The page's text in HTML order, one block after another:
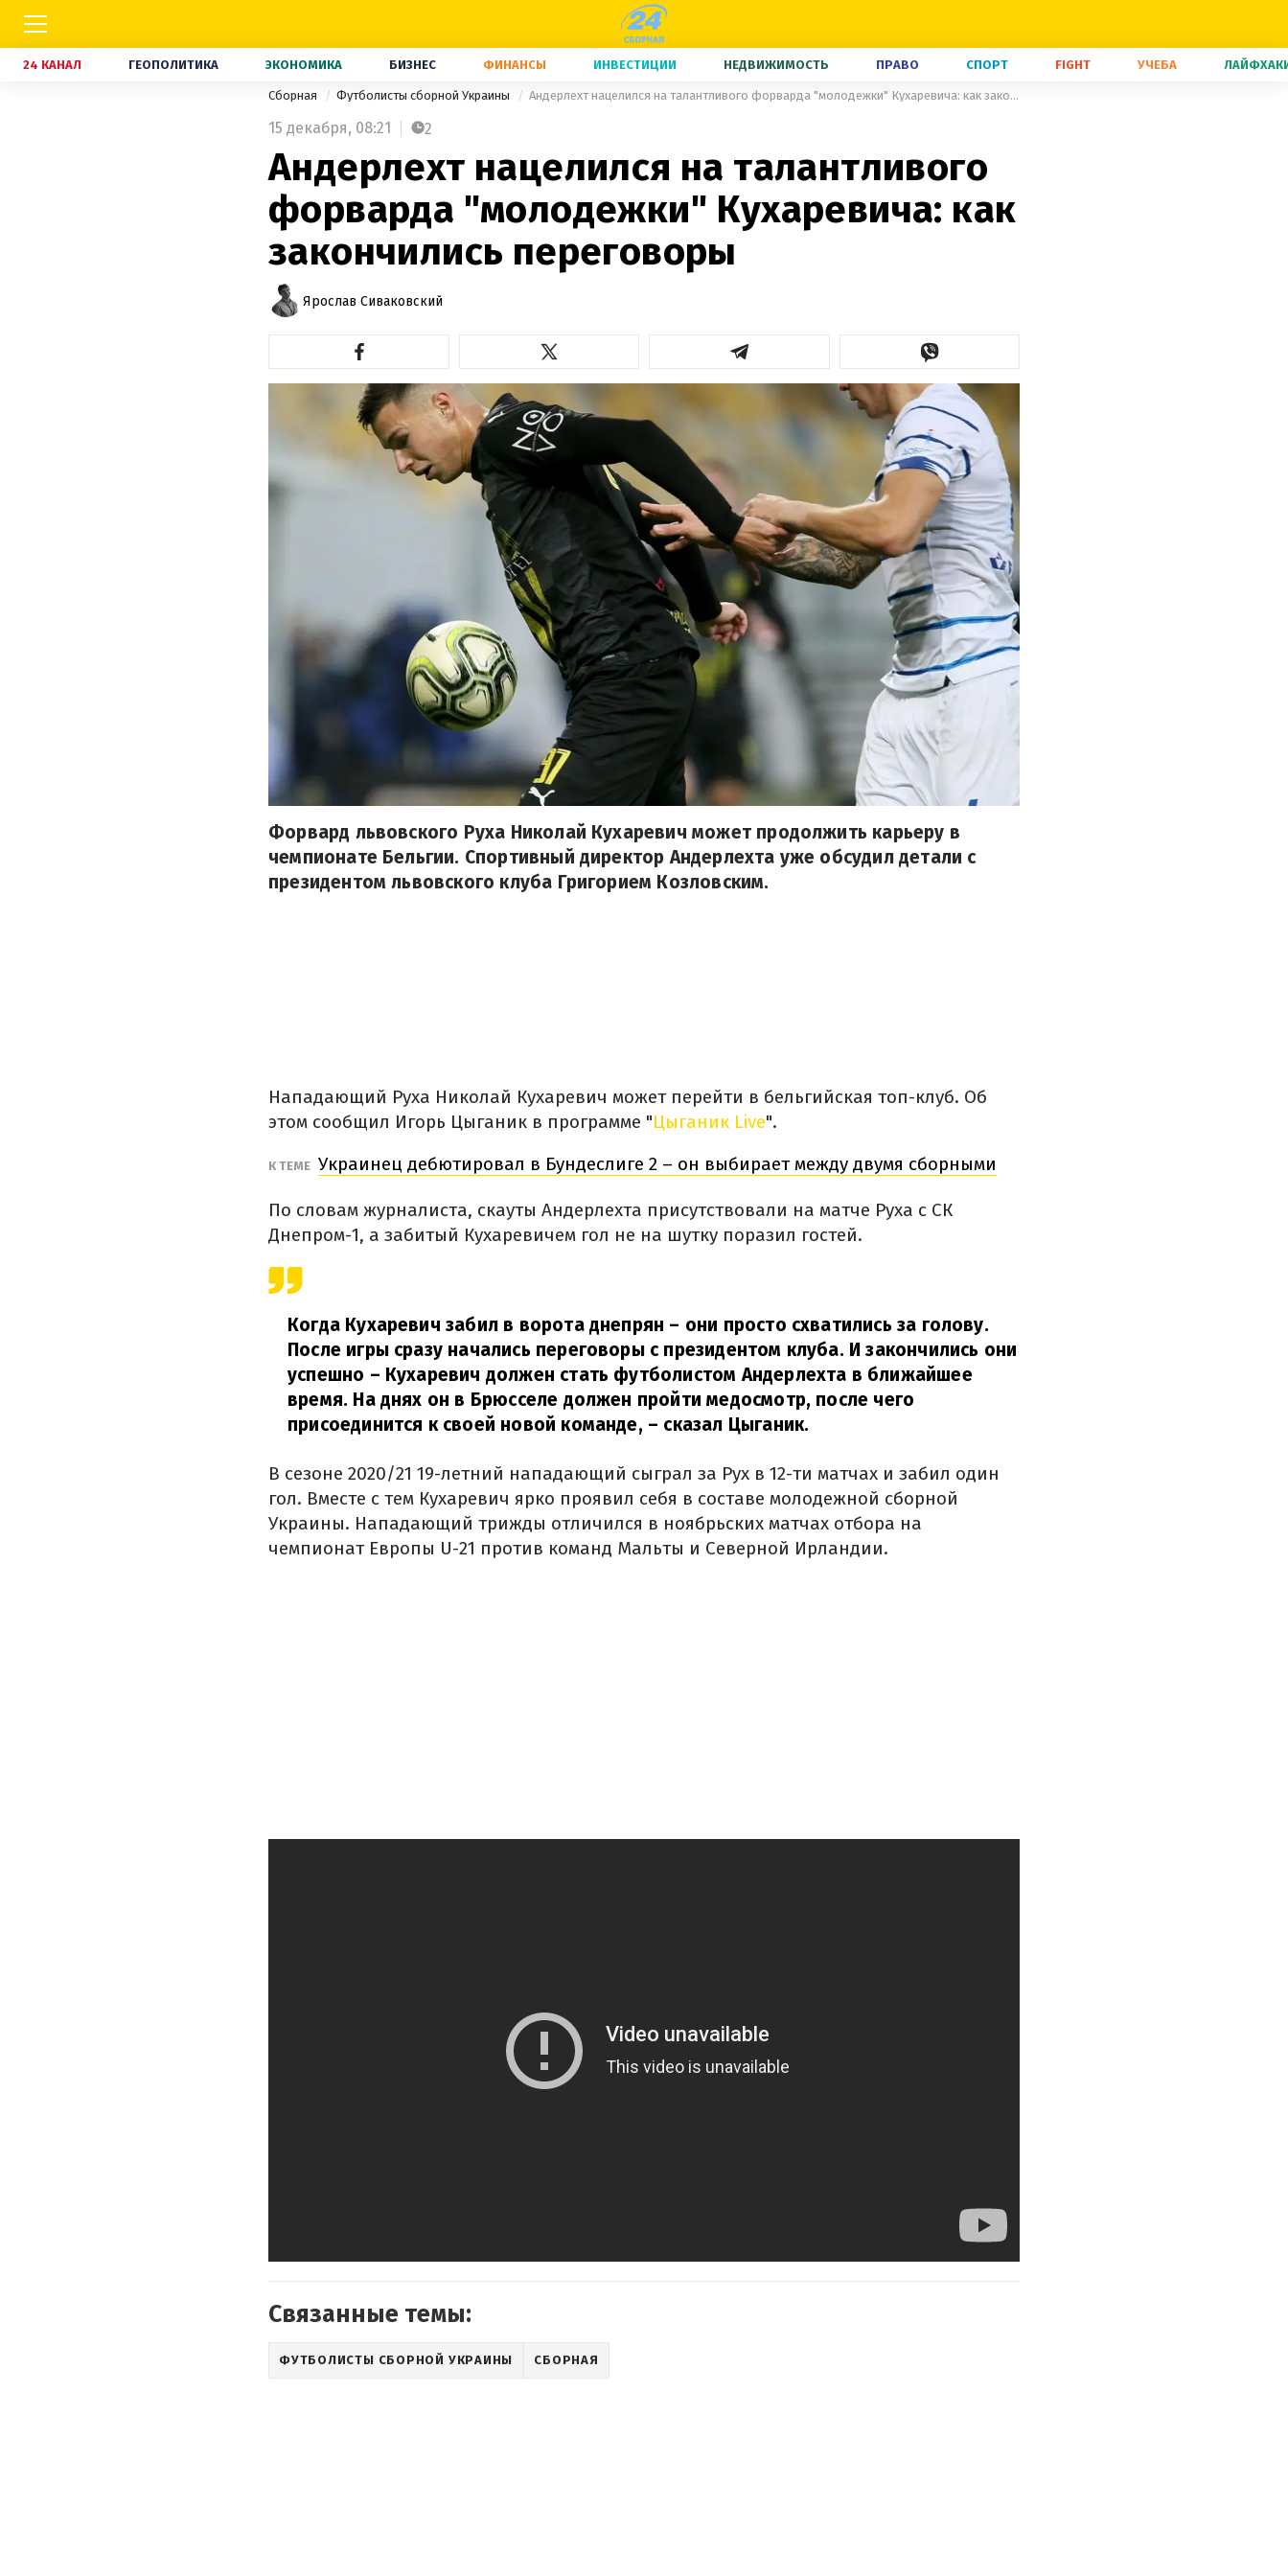
24 КАНАЛ ГЕОПОЛИТИКА ЭКОНОМИКА БИЗНЕС ФИНАНСЫ ИНВЕСТИЦИИ НЕДВИЖИМОСТЬ ПРАВО СПОРТ FIGHT УЧЕБА
Сборная Футболисты сборной Украины Андерлехт нацелился на талантливого форварда "молодежки" Кухаревича: как закончились переговоры
15 декабря, 08:21 2
Андерлехт нацелился на талантливого
форварда "молодежки" Кухаревича: как
закончились переговоры
Ярослав Сиваковский
Форвард львовского Руха Николай Кухаревич может продолжить карьеру в
чемпионате Бельгии. Спортивный директор Андерлехта уже обсудил детали с
президентом львовского клуба Григорием Козловским.
Нападающий Руха Николай Кухаревич может перейти в бельгийская топ-клуб. Об
этом сообщил Игорь Цыганик в программе "Цыганик Live".
К ТЕМЕ Украинец дебютировал в Бундеслиге 2 – он выбирает между двумя сборными
По словам журналиста, скауты Андерлехта присутствовали на матче Руха с СК
Днепром-1, а забитый Кухаревичем гол не на шутку поразил гостей.
Когда Кухаревич забил в ворота днепрян – они просто схватились за голову.
После игры сразу начались переговоры с президентом клуба. И закончились они
успешно – Кухаревич должен стать футболистом Андерлехта в ближайшее
время. На днях он в Брюсселе должен пройти медосмотр, после чего
присоединится к своей новой команде, – сказал Цыганик.
В сезоне 2020/21 19-летний нападающий сыграл за Рух в 12-ти матчах и забил один
гол. Вместе с тем Кухаревич ярко проявил себя в составе молодежной сборной
Украины. Нападающий трижды отличился в ноябрьских матчах отбора на
чемпионат Европы U-21 против команд Мальты и Северной Ирландии.
Связанные темы:
ФУТБОЛИСТЫ СБОРНОЙ УКРАИНЫ СБОРНАЯ